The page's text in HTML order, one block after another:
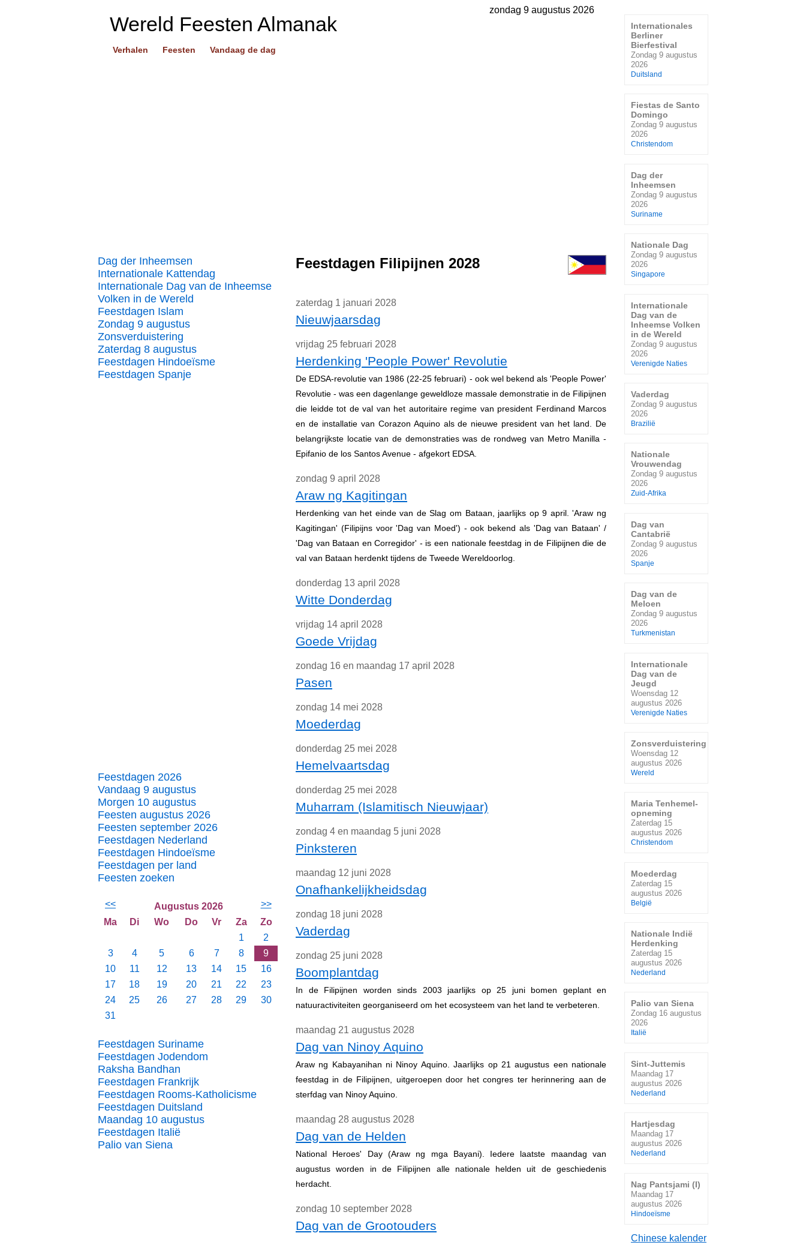
zondag 9 augustus 2026
Wereld Feesten Almanak
Verhalen Feesten Vandaag de dag
Dag der Inheemsen
Internationale Kattendag
Internationale Dag van de Inheemse
Volken in de Wereld
Feestdagen Islam
Zondag 9 augustus
Zonsverduistering
Zaterdag 8 augustus
Feestdagen Hindoeïsme
Feestdagen Spanje
Feestdagen 2026
Vandaag 9 augustus
Morgen 10 augustus
Feesten augustus 2026
Feesten september 2026
Feestdagen Nederland
Feestdagen Hindoeïsme
Feestdagen per land
Feesten zoeken
<< Augustus 2026
>>
Ma
Di Wo Do Vr Za
Zo
1
2
3
4 5 6 7 8
9
10
11 12 13 14 15
16
17
18 19 20 21 22
23
24
25 26 27 28 29
30
31
Feestdagen Suriname
Feestdagen Jodendom
Raksha Bandhan
Feestdagen Frankrijk
Feestdagen Rooms-Katholicisme
Feestdagen Duitsland
Maandag 10 augustus
Feestdagen Italië
Palio van Siena
Feestdagen Filipijnen 2028
zaterdag 1 januari 2028
Nieuwjaarsdag
vrijdag 25 februari 2028
Herdenking 'People Power' Revolutie
De EDSA-revolutie van 1986 (22-25 februari) - ook wel bekend als 'People Power'
Revolutie - was een dagenlange geweldloze massale demonstratie in de Filipijnen
die leidde tot de val van het autoritaire regime van president Ferdinand Marcos
en de installatie van Corazon Aquino als de nieuwe president van het land. De
belangrijkste locatie van de demonstraties was de rondweg van Metro Manilla -
Epifanio de los Santos Avenue - afgekort EDSA.
zondag 9 april 2028
Araw ng Kagitingan
Herdenking van het einde van de Slag om Bataan, jaarlijks op 9 april. 'Araw ng
Kagitingan' (Filipijns voor 'Dag van Moed') - ook bekend als 'Dag van Bataan' /
'Dag van Bataan en Corregidor' - is een nationale feestdag in de Filipijnen die de
val van Bataan herdenkt tijdens de Tweede Wereldoorlog.
donderdag 13 april 2028
Witte Donderdag
vrijdag 14 april 2028
Goede Vrijdag
zondag 16 en maandag 17 april 2028
Pasen
zondag 14 mei 2028
Moederdag
donderdag 25 mei 2028
Hemelvaartsdag
donderdag 25 mei 2028
Muharram (Islamitisch Nieuwjaar)
zondag 4 en maandag 5 juni 2028
Pinksteren
maandag 12 juni 2028
Onafhankelijkheidsdag
zondag 18 juni 2028
Vaderdag
zondag 25 juni 2028
Boomplantdag
In de Filipijnen worden sinds 2003 jaarlijks op 25 juni bomen geplant en
natuuractiviteiten georganiseerd om het ecosysteem van het land te verbeteren.
maandag 21 augustus 2028
Dag van Ninoy Aquino
Araw ng Kabayanihan ni Ninoy Aquino. Jaarlijks op 21 augustus een nationale
feestdag in de Filipijnen, uitgeroepen door het congres ter herinnering aan de
sterfdag van Ninoy Aquino.
maandag 28 augustus 2028
Dag van de Helden
National Heroes' Day (Araw ng mga Bayani). Iedere laatste maandag van
augustus worden in de Filipijnen alle nationale helden uit de geschiedenis
herdacht.
zondag 10 september 2028
Dag van de Grootouders
Internationales
Berliner
Bierfestival
Zondag 9 augustus
2026
Duitsland
Fiestas de Santo
Domingo
Zondag 9 augustus
2026
Christendom
Dag der
Inheemsen
Zondag 9 augustus
2026
Suriname
Nationale Dag
Zondag 9 augustus
2026
Singapore
Internationale
Dag van de
Inheemse Volken
in de Wereld
Zondag 9 augustus
2026
Verenigde Naties
Vaderdag
Zondag 9 augustus
2026
Brazilië
Nationale
Vrouwendag
Zondag 9 augustus
2026
Zuid-Afrika
Dag van
Cantabrië
Zondag 9 augustus
2026
Spanje
Dag van de
Meloen
Zondag 9 augustus
2026
Turkmenistan
Internationale
Dag van de
Jeugd
Woensdag 12
augustus 2026
Verenigde Naties
Zonsverduistering
Woensdag 12
augustus 2026
Wereld
Maria Tenhemel-
opneming
Zaterdag 15
augustus 2026
Christendom
Moederdag
Zaterdag 15
augustus 2026
België
Nationale Indië
Herdenking
Zaterdag 15
augustus 2026
Nederland
Palio van Siena
Zondag 16 augustus
2026
Italië
Sint-Juttemis
Maandag 17
augustus 2026
Nederland
Hartjesdag
Maandag 17
augustus 2026
Nederland
Nag Pantsjami (I)
Maandag 17
augustus 2026
Hindoeïsme
Chinese kalender